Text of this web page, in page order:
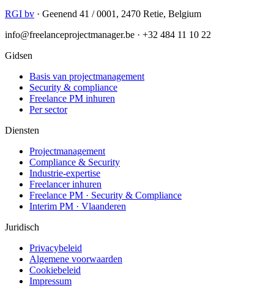
RGI bv · Geenend 41 / 0001, 2470 Retie, Belgium
info@freelanceprojectmanager.be · +32 484 11 10 22
Gidsen
Basis van projectmanagement
Security & compliance
Freelance PM inhuren
Per sector
Diensten
Projectmanagement
Compliance & Security
Industrie-expertise
Freelancer inhuren
Freelance PM · Security & Compliance
Interim PM · Vlaanderen
Juridisch
Privacybeleid
Algemene voorwaarden
Cookiebeleid
Impressum